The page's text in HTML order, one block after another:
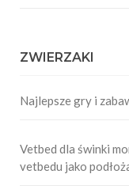
ZWIERZAKI
Najlepsze gry i
Vetbed dla świnki
vetbedu jako